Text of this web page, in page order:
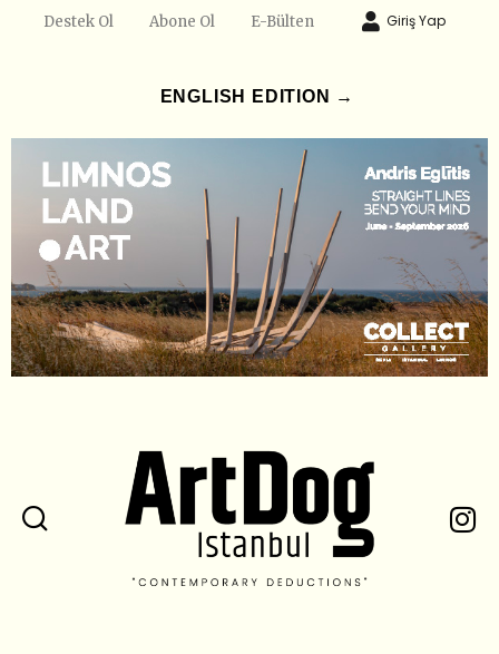
Destek Ol Abone Ol E-Bülten Giriş Yap
ENGLISH EDITION →